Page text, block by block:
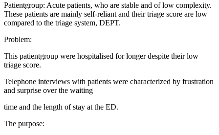
Patientgroup: Acute patients, who are stable and of low complexity.
These patients are mainly self-reliant and their triage score are low
compared to the triage system, DEPT.
Problem:
This patientgroup were hospitalised for longer despite their low
triage score.
Telephone interviews with patients were characterized by frustration
and surprise over the waiting
time and the length of stay at the ED.
The purpose: